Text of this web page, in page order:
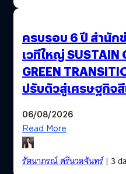
ครบรอบ 6 ปี สำนัก
เวทีใหญ่ SUSTAIN
GREEN
ปรับตัวสู่เศรษฐกิจ
06/08/2026
Read More
รัตนาภรณ์ ศรีนวลจันทร์| 3